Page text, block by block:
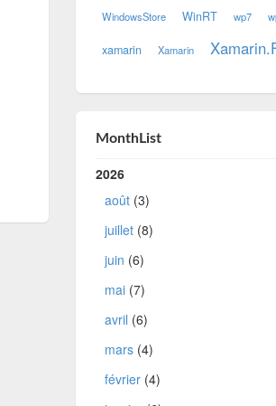
WindowsStore WinRT wp7
xamarin Xamarin
MonthList
2026
août(3)
juillet(8)
juin (6)
mai(7)
avril (6)
mars(4)
février(4)